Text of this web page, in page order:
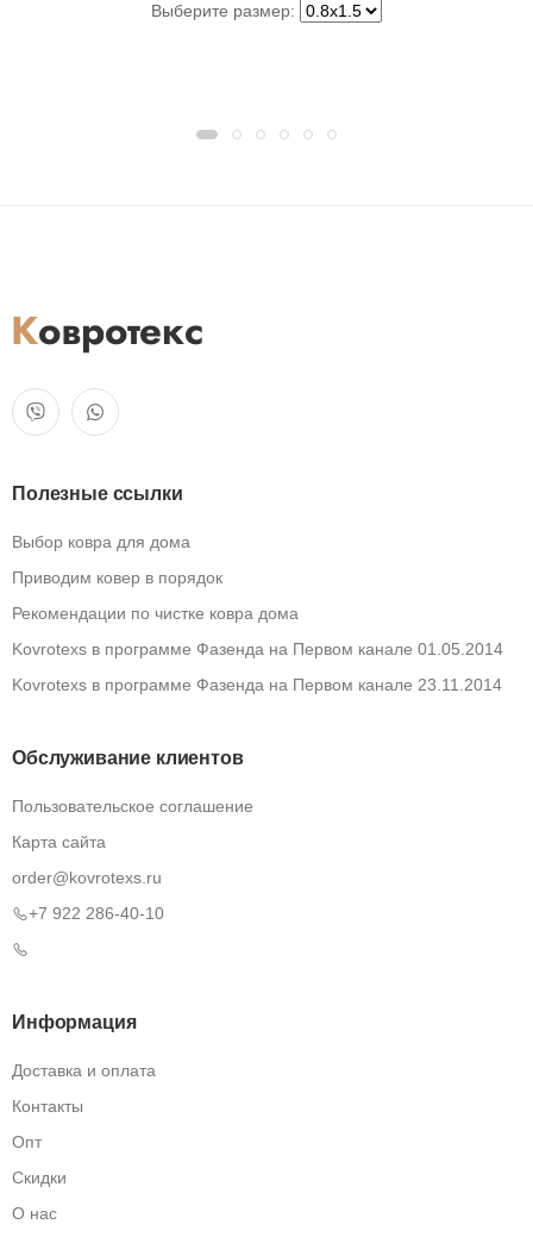
Выберите размер:
Полезные ссылки
Выбор ковра для дома
Приводим ковер в порядок
Рекомендации по чистке ковра дома
Kovrotexs в программе Фазенда на Первом канале 01.05.2014
Kovrotexs в программе Фазенда на Первом канале 23.11.2014
Обслуживание клиентов
Пользовательское соглашение
Карта сайта
order@kovrotexs.ru
+7 922 286-40-10
Информация
Доставка и оплата
Контакты
Опт
Скидки
О нас